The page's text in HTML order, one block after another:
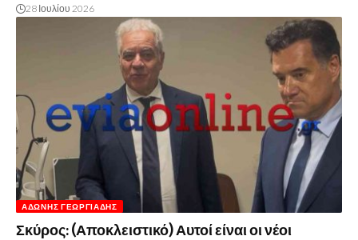
28 Ιουλίου 2026
ΆΔΩΝΗΣ ΓΕΩΡΓΙΆΔΗΣ
Σκύρος: (Αποκλειστικό) Αυτοί είναι οι νέοι